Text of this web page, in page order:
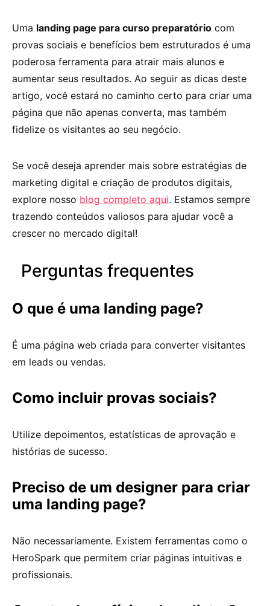
Uma landing page para curso preparatório com
provas sociais e benefícios bem estruturados é uma
poderosa ferramenta para atrair mais alunos e
aumentar seus resultados. Ao seguir as dicas deste
artigo, você estará no caminho certo para criar uma
página que não apenas converta, mas também
fidelize os visitantes ao seu negócio.
Se você deseja aprender mais sobre estratégias de
marketing digital e criação de produtos digitais,
explore nosso blog completo aqui. Estamos sempre
trazendo conteúdos valiosos para ajudar você a
crescer no mercado digital!
Perguntas frequentes
O que é uma landing page?
É uma página web criada para converter visitantes
em leads ou vendas.
Como incluir provas sociais?
Utilize depoimentos, estatísticas de aprovação e
histórias de sucesso.
Preciso de um designer para criar
uma landing page?
Não necessariamente. Existem ferramentas como o
HeroSpark que permitem criar páginas intuitivas e
profissionais.